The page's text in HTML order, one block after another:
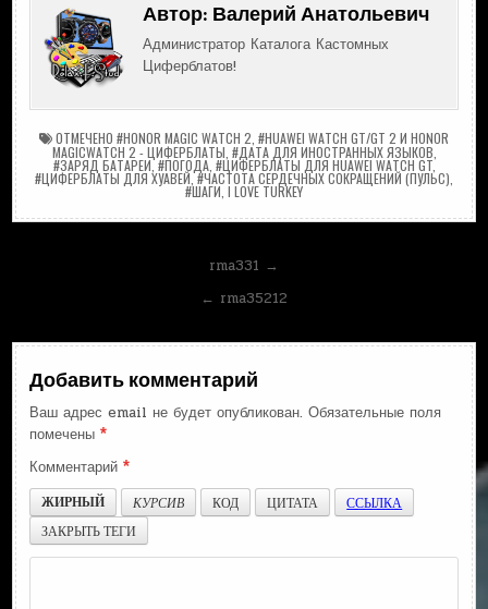
Автор: Валерий Анатольевич
Администратор Каталога Кастомных
Циферблатов!
ОТМЕЧЕНО #HONOR MAGIC WATCH 2 #HUAWEI WATCH GT/GT 2 И HONOR
MAGICWATCH 2 - ЦИФЕРБЛАТЫ #ДАТА ДЛЯ ИНОСТРАННЫХ ЯЗЫКОВ
#ЗАРЯД БАТАРЕИ,#ПОГОДА, #ЦИФЕРБЛАТЫ ДЛЯ HUAWEI WATCH GT,
#ЦИФЕРБЛАТЫ ДЛЯ ХУАВЕЙ,#ЧАСТОТА СЕРДЕЧНЫХ СОКРАЩЕНИЙ (ПУЛЬС)
#ШАГИ I LOVE TURKEY
rma331 →
← rma35212
Добавить комментарий
Ваш адрес email не будет опубликован. Обязательные поля
помечены*
Комментарий*
ЖИРНЫЙ
КУРСИВ КОД ЦИТАТА
ССЫЛКА
ЗАКРЫТЬ ТЕГИ